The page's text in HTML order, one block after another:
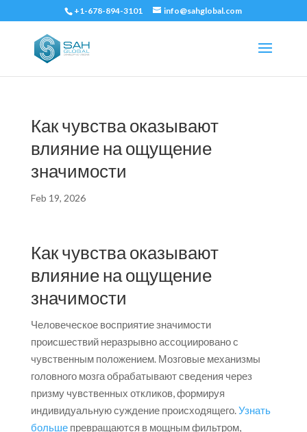
+1-678-894-3101 info@sahglobal.com
Как чувства оказывают
влияние на ощущение
значимости
Feb 19, 2026
Как чувства оказывают
влияние на ощущение
значимости
Человеческое восприятие значимости
происшествий неразрывно ассоциировано с
чувственным положением. Мозговые механизмы
головного мозга обрабатывают сведения через
призму чувственных откликов, формируя
индивидуальную суждение происходящего.Узнать
большепревращаются в мощным фильтром,